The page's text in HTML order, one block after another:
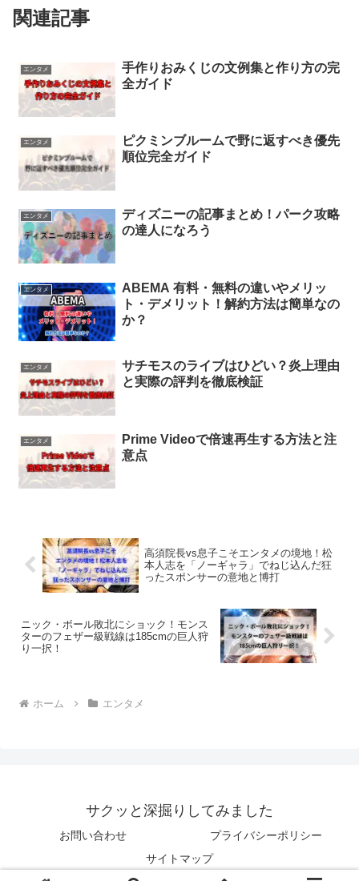
関連記事
エンタメ
手作りおみくじの文例集と作り方の完
全ガイド
エンタメ
ピクミンブルームで野に返すべき優先
順位完全ガイド
エンタメ
ディズニーの記事まとめ！パーク攻略
の達人になろう
エンタメ
ABEMA 有料・無料の違いやメリッ
ト・デメリット！解約方法は簡単なの
か？
エンタメ
サチモスのライブはひどい？炎上理由
と実際の評判を徹底検証
エンタメ
Prime Videoで倍速再生する方法と注
意点
高須院長vs息子こそエンタメの境地！松
本人志を「ノーギャラ」でねじ込んだ狂
ったスポンサーの意地と博打
ニック・ボール敗北にショック！モンス
ターのフェザー級戦線は185cmの巨人狩
り一択！
ホーム エンタメ
サクッと深掘りしてみました
お問い合わせ
プライバシーポリシー
サイトマップ